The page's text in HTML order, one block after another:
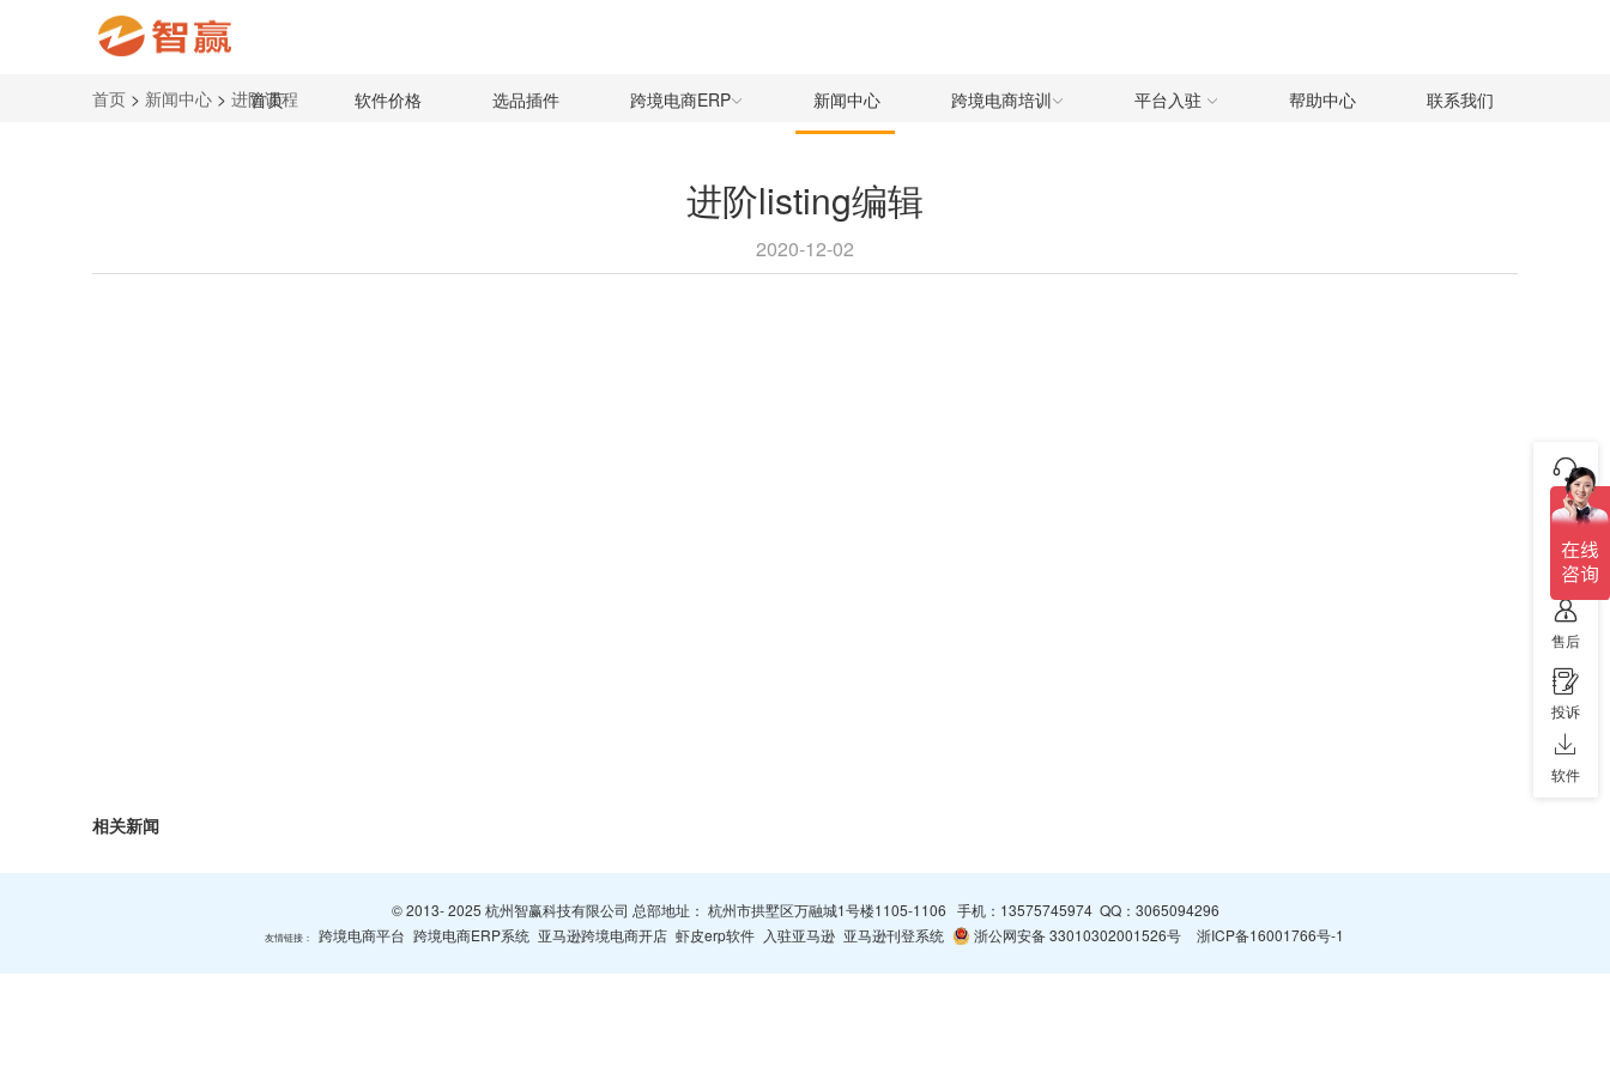
首页 软件价格 选品插件 跨境电商ERP 新闻中心 跨境电商培训 平台入驻 帮助中心 联系我们
首页 > 新闻中心 > 进阶课程
进阶listing编辑
2020-12-02
相关新闻
© 2013- 2025 杭州智赢科技有限公司 总部地址： 杭州市拱墅区万融城1号楼1105-1106 手机： 13575745974QQ： 3065094296
友情链接： 跨境电商平台 跨境电商ERP系统 亚马逊跨境电商开店 虾皮erp软件 入驻亚马逊 亚马逊刊登系统 浙公网安备 33010302001526号 浙ICP备16001766号-1
咨询
售前
售后
投诉
软件